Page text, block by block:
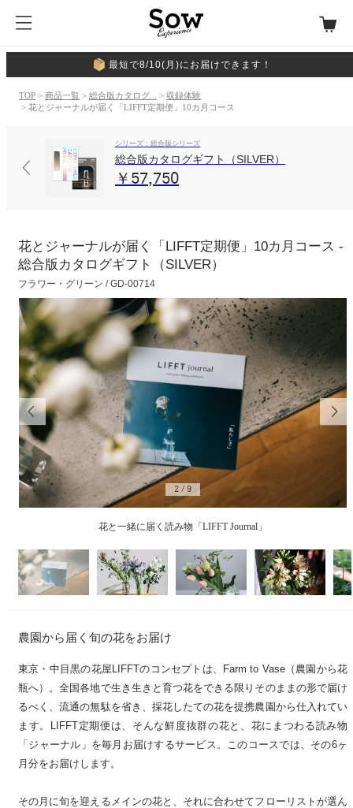
最短で8/10(月)にお届けできます！
TOP > 商品一覧 > 総合版カタログ... > 収録体験
> 花とジャーナルが届く「LIFFT定期便」10カ月コース
シリーズ：総合版シリーズ
総合版カタログギフト（SILVER）
￥57,750
花とジャーナルが届く「LIFFT定期便」10カ月コース -
総合版カタログギフト（SILVER）
フラワー・グリーン / GD-00714
花と一緒に届く読み物「LIFFT Journal」
2 / 9
農園から届く旬の花をお届け
東京・中目黒の花屋LIFFTのコンセプトは、Farm to Vase（農園から花
瓶へ）。全国各地で生き生きと育つ花をできる限りそのままの形で届け
るべく、流通の無駄を省き、採花したての花を提携農園から仕入れてい
ます。LIFFT定期便は、そんな鮮度抜群の花と、花にまつわる読み物
「ジャーナル」を毎月お届けするサービス。このコースでは、その6ヶ
月分をお届けします。
その月に旬を迎えるメインの花と、それに合わせてフローリストが選ん